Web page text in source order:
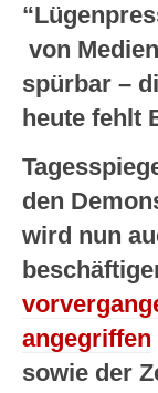
von
spürbar –
heute fehlt
den
wird nun
angegriffen
sowie der